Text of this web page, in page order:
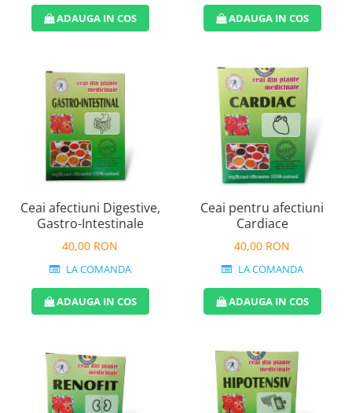
ADAUGA IN COS ADAUGA IN COS
Ceai afectiuni Digestive,
Gastro-Intestinale
40,00 RON
LA COMANDA
ADAUGA IN COS
Ceai pentru afectiuni
Cardiace
40,00 RON
LA COMANDA
ADAUGA IN COS